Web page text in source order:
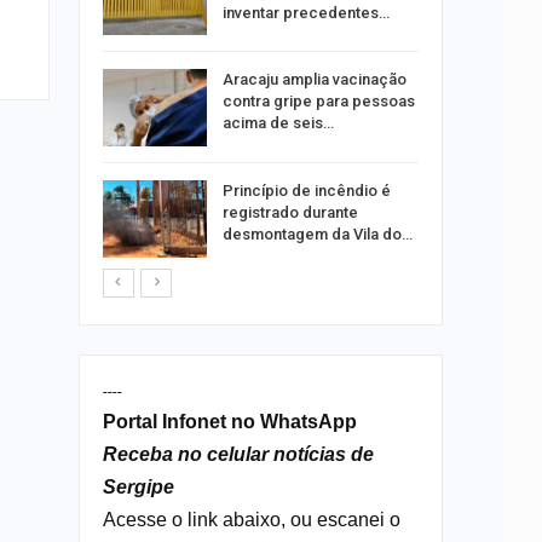
inventar precedentes…
Aracaju amplia vacinação
contra gripe para pessoas
acima de seis…
Princípio de incêndio é
registrado durante
desmontagem da Vila do…
----
Portal Infonet no WhatsApp
Receba no celular notícias de
Sergipe
Acesse o link abaixo, ou escanei o